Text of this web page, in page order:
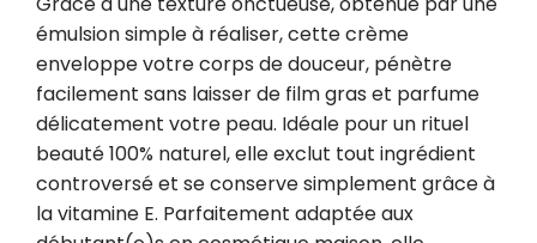
émulsion simple à réaliser, cette crème
enveloppe votre corps de douceur, pénètre
facilement sans laisser de film gras et parfume
délicatement votre peau. Idéale pour un rituel
beauté 100% naturel, elle exclut tout ingrédient
controversé et se conserve simplement grâce à
la vitamine E. Parfaitement adaptée aux